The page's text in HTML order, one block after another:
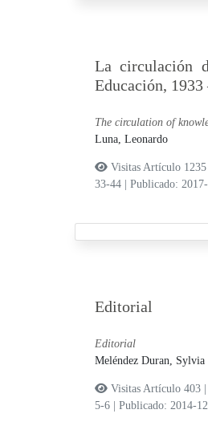
La circulación
Educación, 1933
The circulation of
Luna, Leonardo
Visitas Artículo 1235
33-44
Publicado:
Editorial
Editorial
Meléndez Duran, Sylvia
Visitas Artículo 403 |
5-6
Publicado: 2014-